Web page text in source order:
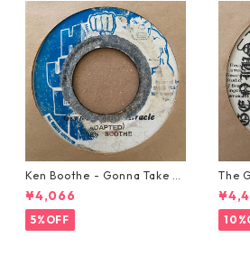
Ken Boothe - Gonna Take A
Miracle【7-21362】
¥4,066
5%OFF
The
【7-